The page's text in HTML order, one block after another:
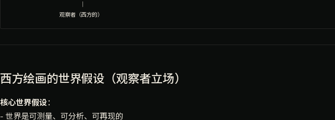
西方绘画的世界假设（观察者立场）
核心世界假设：
- 世界是可测量、可分析、可再现的